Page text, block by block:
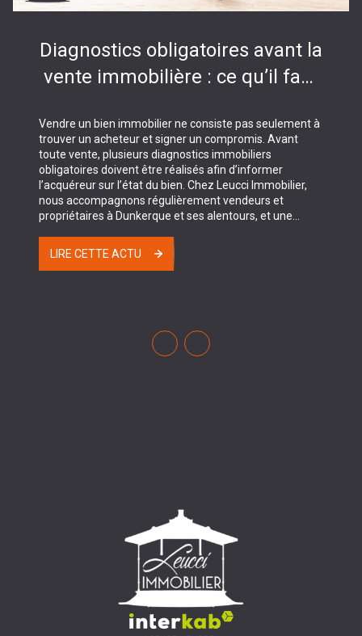
Diagnostics obligatoires avant la
vente immobilière : ce qu’il faut
Vendre un bien immobilier ne consiste pas seulement à
trouver un acheteur et signer un compromis. Avant
toute vente, plusieurs diagnostics immobiliers
obligatoires doivent être réalisés afin d’informer
l’acquéreur sur l’état du bien. Chez Leucci Immobilier,
nous accompagnons régulièrement vendeurs et
propriétaires à Dunkerque et ses alentours, et une
retards, négociations imprévues ou complications
administratives. Pourquoi les diagnostics immobiliers
La présence éventuelle d’amiante ou de plomb - L’état
de l’installation électrique ou gaz - Les risques naturels
particulièrement attentifs, notamment face aux coûts
les biens dont le permis de construire est antérieur à
principalement les logements construits avant 1949. 4.
Diagnostic électricité Obligatoire si l’installation a plus
l’installation date de plus de 15 ans. 6. État des risques
et pollutions (ERP) Informe sur les risques liés à la
LIRE CETTE ACTU